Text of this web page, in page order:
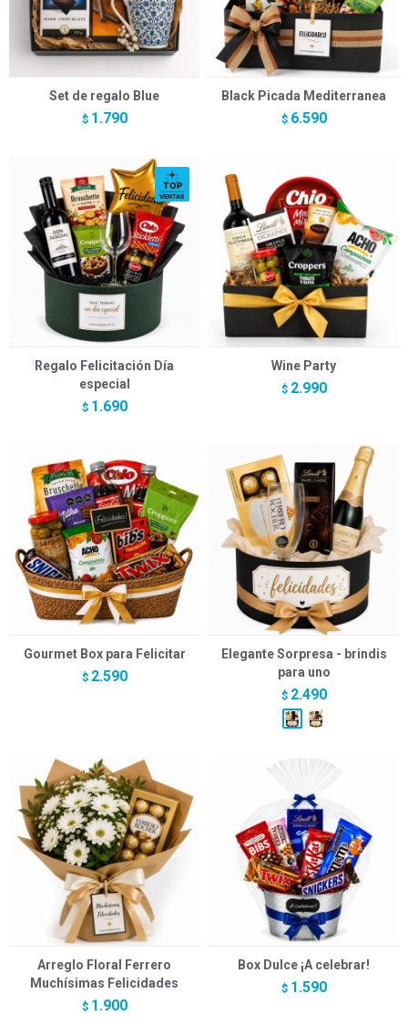
Set de regalo Blue
$ 1.790
Black Picada Mediterranea
$ 6.590
Regalo Felicitación Día
especial
$ 1.690
Wine Party
$ 2.990
Gourmet Box para Felicitar
$ 2.590
Elegante Sorpresa - brindis
para uno
$ 2.490
Arreglo Floral Ferrero
Muchísimas Felicidades
$ 1.900
Box Dulce ¡A celebrar!
$ 1.590